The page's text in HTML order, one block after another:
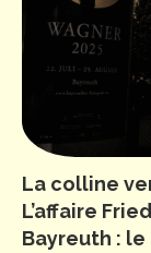
La colline
L’affaire
Bayreuth :